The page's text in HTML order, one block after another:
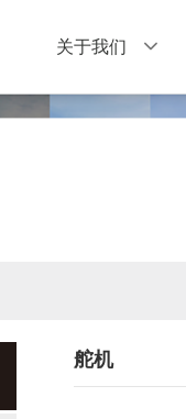
关于我们
舵机